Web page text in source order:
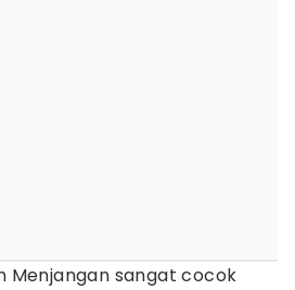
Menjangan sangat cocok